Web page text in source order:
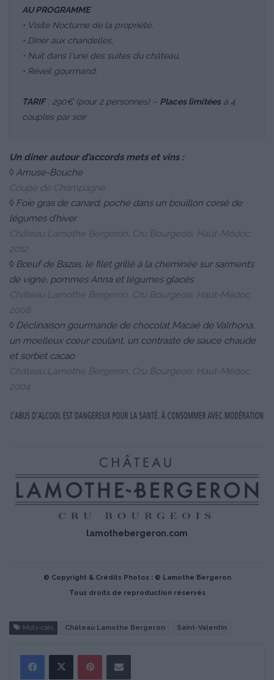
AU PROGRAMME
• Visite Nocturne de la propriété,
• Dîner aux chandelles,
• Nuit dans l'une des suites du château,
• Réveil gourmand.
TARIF: 290€ (pour 2 personnes) – Places limitéesà 4
couples par soir
Un diner autour d’accords mets et vins :
◊ Amuse-Bouche
Coupe de Champagne
◊ Foie gras de canard, poché dans un bouillon corsé de
légumes d’hiver
Château Lamothe Bergeron, Cru Bourgeois, Haut-Médoc
2012
◊ Bœuf de Bazas, le filet grillé à la cheminée sur sarments
de vigne, pommes Anna et légumes glacés
Château Lamothe Bergeron, Cru Bourgeois, Haut-Médoc
2008
◊ Déclinaison gourmande de chocolat Macaé de Valrhona,
un moelleux cœur coulant, un contraste de sauce chaude
et sorbet cacao
Château Lamothe Bergeron, Cru Bourgeois, Haut-Médoc
2004
lamothebergeron.com
© Copyright & Crédits Photos : © Lamothe Bergeron
Tous droits de reproduction réservés
Mots-clés Château Lamothe Bergeron Saint-Valentin